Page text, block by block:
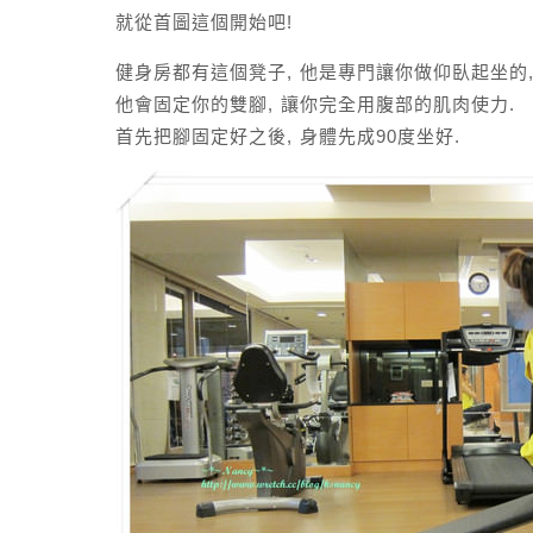
就從首圖這個開始吧!
健身房都有這個凳子, 他是專門讓你做仰臥起坐的
他會固定你的雙腳, 讓你完全用腹部的肌肉使力.
首先把腳固定好之後, 身體先成90度坐好.